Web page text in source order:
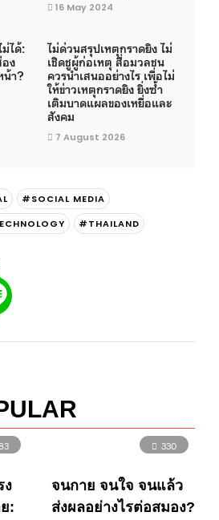
16 May 2024
ได้:
ง
น้า?
ไม่ด่วนสรุปเหตุกราดยิง ไม่
เชิดชูผู้ก่อเหตุ สื่อมวลชน
ควรนำเสนออย่างไร เพื่อไม่
ให้ข่าวเหตุกราดยิง ยิ่งซ้ำ
เติมบาดแผลของเหยื่อและ
สังคม
7 August 2026
#SOCIAL MEDIA
#THAILAND
ง
:
330
จนกาย จนใจ จนแล้ว
ส่งผลอย่างไรต่อสมอง?